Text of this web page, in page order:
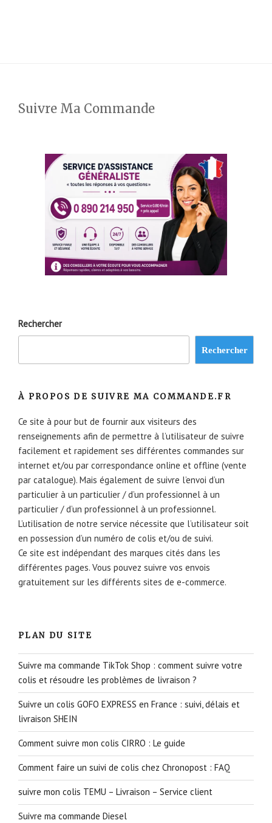
Suivre Ma Commande
Rechercher
Rechercher
À PROPOS DE SUIVRE MA COMMANDE.FR
Ce site à pour but de fournir aux visiteurs des
renseignements afin de permettre à l’utilisateur de suivre
facilement et rapidement ses différentes commandes sur
internet et/ou par correspondance online et offline (vente
par catalogue). Mais également de suivre l’envoi d’un
particulier à un particulier / d’un professionnel à un
particulier / d’un professionnel à un professionnel.
L’utilisation de notre service nécessite que l’utilisateur soit
en possession d’un numéro de colis et/ou de suivi.
Ce site est indépendant des marques cités dans les
différentes pages. Vous pouvez suivre vos envois
gratuitement sur les différents sites de e-commerce.
PLAN DU SITE
Suivre ma commande TikTok Shop : comment suivre votre
colis et résoudre les problèmes de livraison ?
Suivre un colis GOFO EXPRESS en France : suivi, délais et
livraison SHEIN
Comment suivre mon colis CIRRO : Le guide
Comment faire un suivi de colis chez Chronopost : FAQ
suivre mon colis TEMU – Livraison – Service client
Suivre ma commande Diesel